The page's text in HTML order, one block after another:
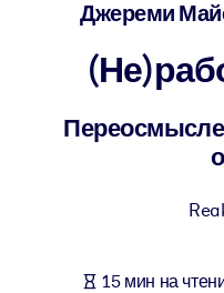
ПО СИСТЕМАМ
Интегрируйте краткие
лучших результатов
Для корпоративных
Джереми
15 мин на